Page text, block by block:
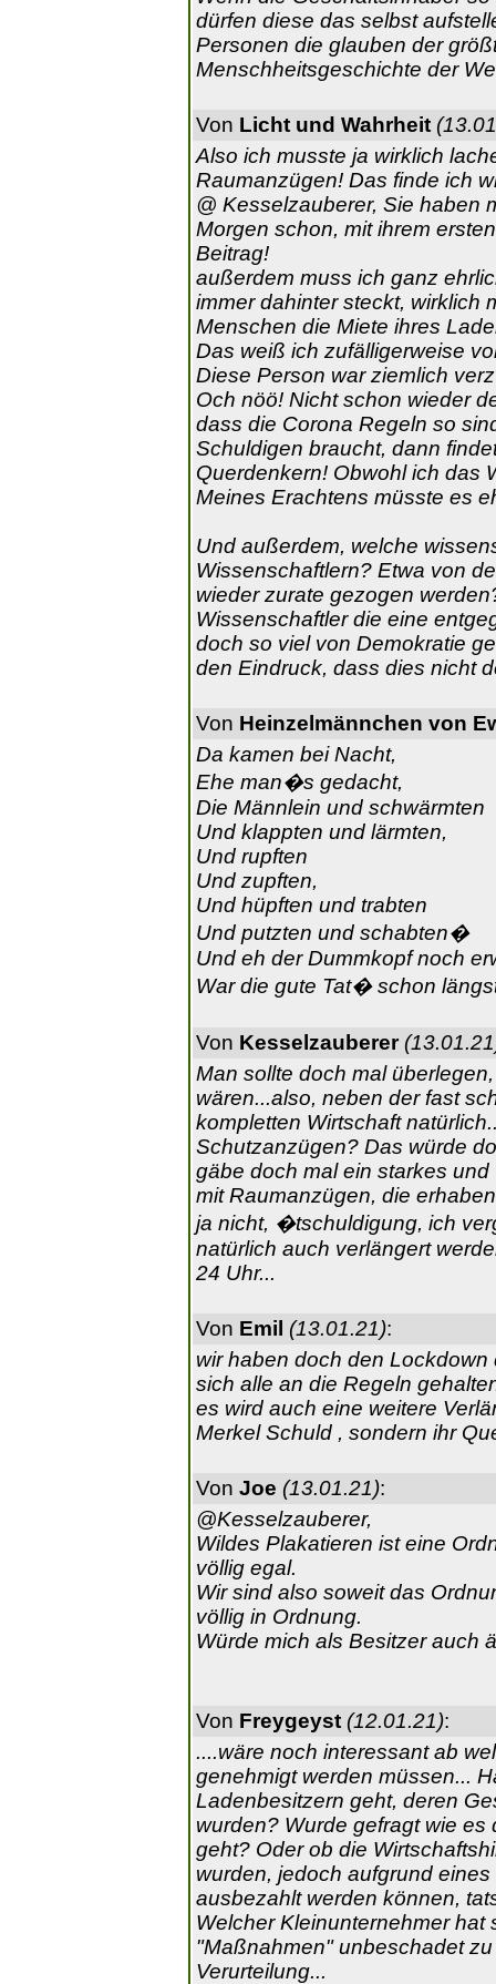
dürfen diese das selbst
Personen die glauben der
Menschheitsgeschichte der
Von Licht und Wahrheit
Also ich musste ja wirklich
Raumanzügen! Das finde ich
@ Kesselzauberer, Sie haben
Morgen schon, mit ihrem
Beitrag!
außerdem muss ich ganz
immer dahinter steckt, wirklich
Menschen die Miete ihres
Das weiß ich zufälligerweise
Diese Person war ziemlich
Och nöö! Nicht schon wieder
dass die Corona Regeln so
Schuldigen braucht, dann
Querdenkern! Obwohl ich das
Meines Erachtens müsste es
Und außerdem, welche
Wissenschaftlern? Etwa von
wieder zurate gezogen
Wissenschaftler die eine
doch so viel von Demokratie
den Eindruck, dass dies nicht
Von Heinzelmännchen von
Da kamen bei Nacht,
Ehe man�s gedacht,
Die Männlein und schwärmten
Und klappten und lärmten,
Und rupften
Und zupften,
Und hüpften und trabten
Und putzten und schabten�
Und eh der Dummkopf noch
War die gute Tat� schon
Von Kesselzauberer
Man sollte doch mal
wären...also, neben der fast
kompletten Wirtschaft
Schutzanzügen? Das würde
gäbe doch mal ein starkes
mit Raumanzügen, die
ja nicht, �tschuldigung, ich
natürlich auch verlängert
24 Uhr...
Von Emil (13.01.21):
wir haben doch den
sich alle an die Regeln
es wird auch eine weitere
Merkel Schuld , sondern ihr
Von Joe (13.01.21):
@Kesselzauberer,
Wildes Plakatieren ist eine
völlig egal.
Wir sind also soweit das
völlig in Ordnung.
Würde mich als Besitzer auch
Von Freygeyst (12.01.21):
....wäre noch interessant ab
genehmigt werden müssen...
Ladenbesitzern geht, deren
wurden? Wurde gefragt wie
geht? Oder ob die
wurden, jedoch aufgrund
ausbezahlt werden können,
Welcher Kleinunternehmer
"Maßnahmen" unbeschadet
Verurteilung...